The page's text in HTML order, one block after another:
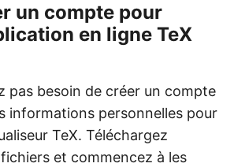
un compte pour
en ligne TeX
pas besoin de créer un compte
informations personnelles pour
TeX. Téléchargez
et commencez à les